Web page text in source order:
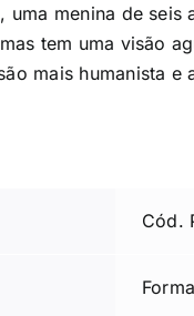
menina de
tem uma visão
mais humanista
Cód.